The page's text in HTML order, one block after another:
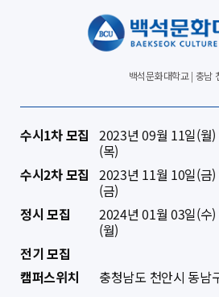
백석문화대학교 | 충남
수시1차 모집 2023년 09월 11일(월
(목)
수시2차 모집 2023년 11월 10일(금
(금)
정시 모집
2024년 01월 03일(수
(월)
전기 모집
캠퍼스위치
충청남도 천안시 동남